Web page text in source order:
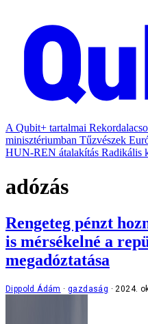
A Qubit+ tartalmai
minisztériumban Tűzvészek
HUN-REN átalakítás Radikális
adózás
Rengeteg pénzt
is mérsékelné a
megadóztatása
Dippold Ádám gazdaság 2024.